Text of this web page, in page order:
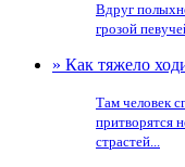
Вдруг
грозой
» Как тяжело
Там человек
притворятся
страстей...